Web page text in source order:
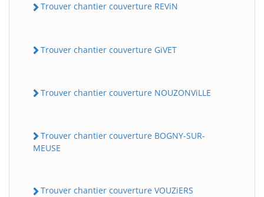
Trouver chantier couverture REViN
Trouver chantier couverture GiVET
Trouver chantier couverture NOUZONViLLE
Trouver chantier couverture BOGNY-SUR-
MEUSE
Trouver chantier couverture VOUZiERS